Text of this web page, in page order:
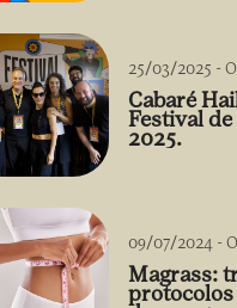
25/03/2025 -
Cabaré
Festival
2025.
09/07/2024 -
Magrass: